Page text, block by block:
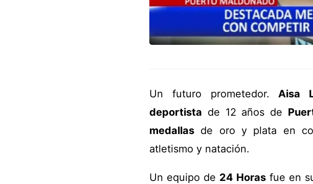
Un futuro prometedor.Aisa
deportista de 12 años de
medallas de oro y plata en
atletismo y natación.
Un equipo de 24 Horas fue en